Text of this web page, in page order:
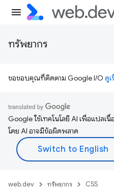
ทรัพยากร
ขอขอบคุณที่ติดตาม Google I/O ดูเ
Google ใช้เทคโนโลยี AI เพื่อแปลเ
โดย AI อาจมีข้อผิดพลาด
web.dev ทรัพยากร CSS